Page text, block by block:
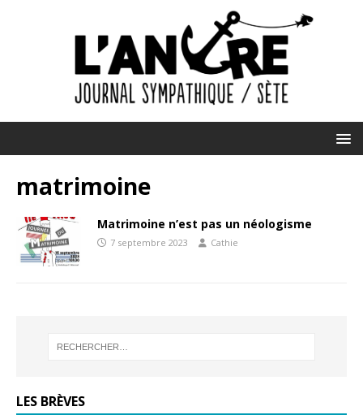
matrimoine
Matrimoine n’est pas un néologisme
7 septembre 2023 Cathie
LES BRÈVES